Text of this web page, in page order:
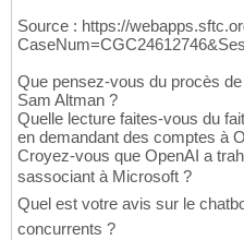
Source : https://
Que pensez-vous du procès
Sam Altman ?
Quelle lecture faites-vous du
en demandant des comptes à
Croyez-vous que OpenAI a
sassociant à Microsoft ?
Quel est votre avis sur le
concurrents ?